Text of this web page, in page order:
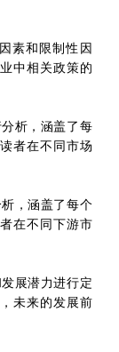
素和限制性因
中相关政策的
析，涵盖了每
者在不同市场
，涵盖了每个
在不同下游市
展潜力进行定
未来的发展前